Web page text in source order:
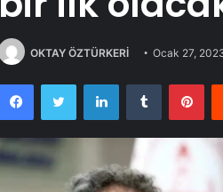
OKTAY ÖZTÜRKERİ Ocak 27,
FacebookTwitter LinkedInTumblr